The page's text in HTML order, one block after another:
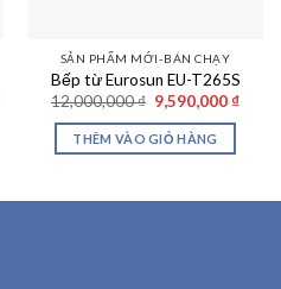
SẢN PHẨM MỚI-BÁN CHẠY
Bếp từ Eurosun EU-T265S
12,000,000₫ Giá
gốc
là:
12,000,000 ₫.
9,590,000 ₫Giá
THÊM VÀO GIỎ HÀNG